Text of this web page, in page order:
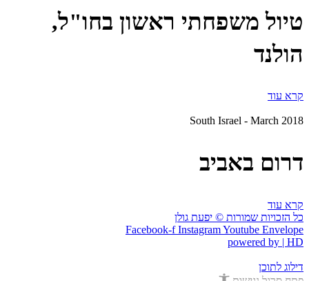
טיול משפחתי ראשון בחו"ל,
הולנד
קרא עוד
South Israel - March 2018
דרום באביב
קרא עוד
כל הזכויות שמורות © יפעת גולן
Facebook-f InstagramYoutube Envelope
powered by | HD
דילוג לתוכן